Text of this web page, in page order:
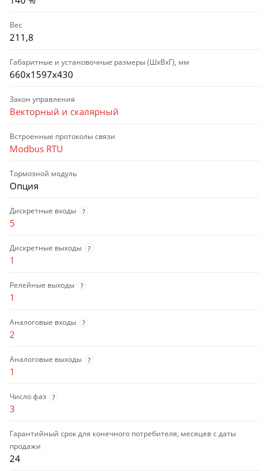
Вес
211,8
Габаритные и установочные размеры (ШхВхГ), мм
660х1597х430
Закон управления
Векторный и скалярный
Встроенные протоколы связи
Modbus RTU
Тормозной модуль
Опция
Дискретные входы ?
5
Дискретные выходы ?
1
Релейные выходы ?
1
Аналоговые входы ?
2
Аналоговые выходы ?
1
Число фаз ?
3
Гарантийный срок для конечного потребителя, месяцев с даты
продажи
24